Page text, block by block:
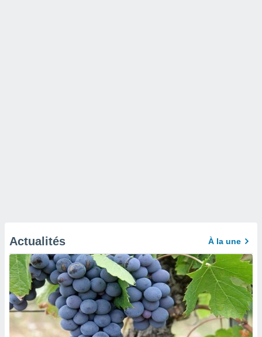
Actualités À la une